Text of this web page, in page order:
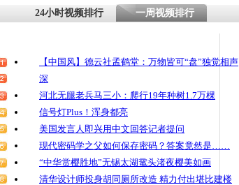
24小时视频排行 一周视频排行
【中国风】德云社孟鹤堂：万物皆可“盘”独觉相声
深
河北无腿老兵马三小：爬行19年种树1.7万棵
信号灯Plus！浑身都亮
美国发言人即兴用中文回答记者提问
现代密码学之父如何保存密码？答案竟然是……
“中华赏樱胜地”无锡太湖鼋头渚夜樱美如画
清华设计师投身胡同厕所改造 精力付出堪比建楼